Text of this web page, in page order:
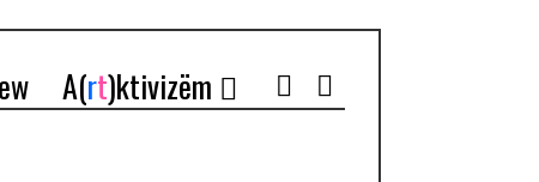
A(rt)ktivizëm